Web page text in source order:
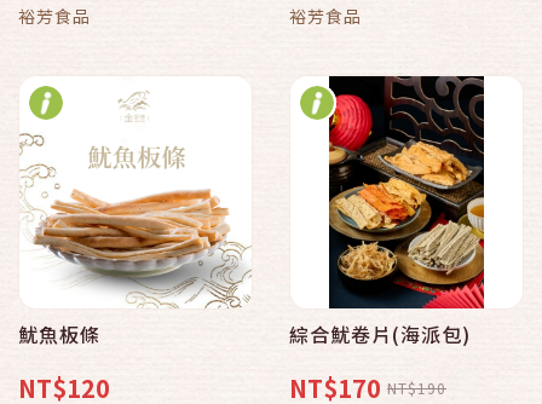
裕芳食品 裕芳食品
魷魚板條
NT$120
綜合魷卷片(海派包)
NT$170 NT$190